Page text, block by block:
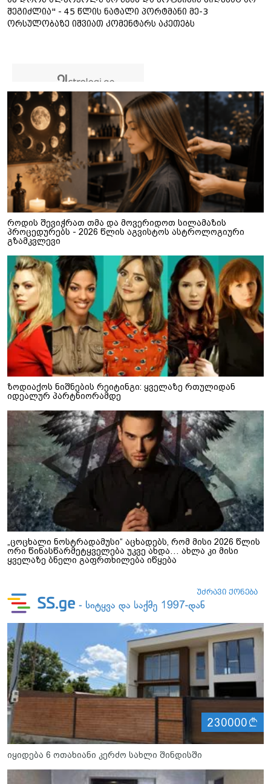
შეგიძლია" - 45 წლის ნატალი პორტმანი მე-3
ორსულობაზე იშვიათ კომენტარს აკეთებს
როდის შევიჭრათ თმა და მოვერიდოთ სილამაზის
პროცედურებს - 2026 წლის აგვისტოს ასტროლოგიური
გზამკვლევი
ზოდიაქოს ნიშნების რეიტინგი: ყველაზე რთულიდან
იდეალურ პარტნიორამდე
„ცოცხალი ნოსტრადამუსი“ აცხადებს, რომ მისი 2026 წლის
ორი წინასწარმეტყველება უკვე ახდა… ახლა კი მისი
ყველაზე ბნელი გაფრთხილება იწყება
230000
იყიდება 6 ოთახიანი კერძო სახლი შინდისში